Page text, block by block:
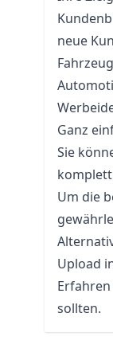
neue
Ganz
Sie
Um die
Upload
sollten.